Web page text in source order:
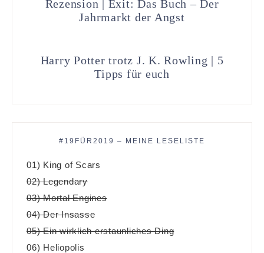
Rezension | Exit: Das Buch – Der
Jahrmarkt der Angst
Harry Potter trotz J. K. Rowling | 5
Tipps für euch
#19FÜR2019 – MEINE LESELISTE
01) King of Scars
02) Legendary
03) Mortal Engines
04) Der Insasse
05) Ein wirklich erstaunliches Ding
06) Heliopolis